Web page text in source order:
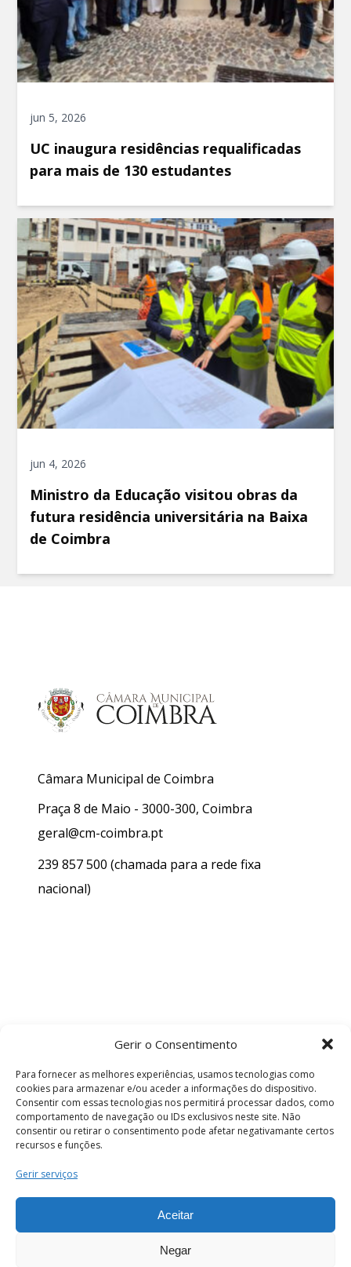
Gerir o Consentimento
Para fornecer as melhores experiências, usamos tecnologias como
cookies para armazenar e/ou aceder a informações do dispositivo.
Consentir com essas tecnologias nos permitirá processar dados, como
comportamento de navegação ou IDs exclusivos neste site. Não
consentir ou retirar o consentimento pode afetar negativamante certos
recursos e funções.
Gerir serviços
Aceitar
Negar
jun 5, 2026
UC inaugura residências requalificadas
para mais de 130 estudantes
jun 4, 2026
Ministro da Educação visitou obras da
futura residência universitária na Baixa
de Coimbra
Câmara Municipal de Coimbra
Praça 8 de Maio - 3000-300, Coimbra
geral@cm-coimbra.pt
239 857 500 (chamada para a rede fixa
nacional)
Termos e Condições
os direitos reservados.